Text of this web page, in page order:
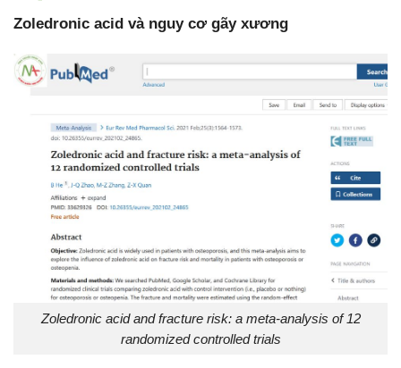
Zoledronic acid và nguy cơ gãy xương
Zoledronic acid and fracture risk: a meta-analysis of 12
randomized controlled trials